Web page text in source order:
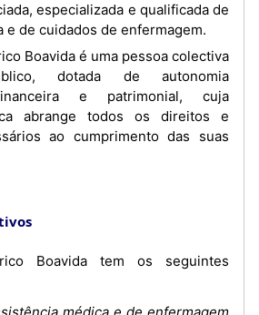
especializada e qualificada de
e de cuidados de enfermagem.
dotada de autonomia
e patrimonial, cuja
abrange todos os direitos e
ao cumprimento das suas
Boavida tem os seguintes